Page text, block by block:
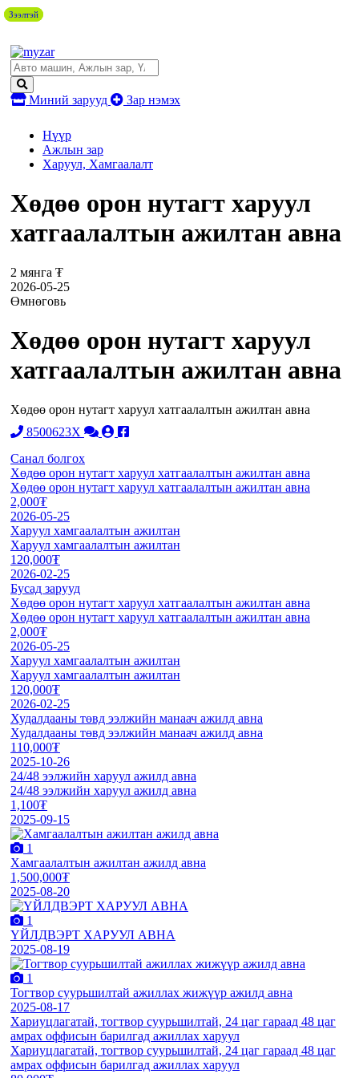
Миний зарууд Зар нэмэх
Нүүр
Ажлын зар
Харуул, Хамгаалалт
Хөдөө орон нутагт харуул
хатгаалалтын ажилтан авна
2 мянга ₮
2026-05-25
Өмнөговь
Хөдөө орон нутагт харуул
хатгаалалтын ажилтан авна
Хөдөө орон нутагт харуул хатгаалалтын ажилтан авна
8500623X
Санал болгох
Хөдөө орон нутагт харуул хатгаалалтын ажилтан авна
Хөдөө орон нутагт харуул хатгаалалтын ажилтан авна
2,000₮
2026-05-25
Харуул хамгаалалтын ажилтан
Харуул хамгаалалтын ажилтан
120,000₮
2026-02-25
Бусад зарууд
Хөдөө орон нутагт харуул хатгаалалтын ажилтан авна
Хөдөө орон нутагт харуул хатгаалалтын ажилтан авна
2,000₮
2026-05-25
Харуул хамгаалалтын ажилтан
Харуул хамгаалалтын ажилтан
120,000₮
2026-02-25
Худалдааны төвд ээлжийн манаач ажилд авна
Худалдааны төвд ээлжийн манаач ажилд авна
110,000₮
2025-10-26
24/48 ээлжийн харуул ажилд авна
24/48 ээлжийн харуул ажилд авна
1,100₮
2025-09-15
Зээлтэй
1
Хамгаалалтын ажилтан ажилд авна
1,500,000₮
2025-08-20
1
ҮЙЛДВЭРТ ХАРУУЛ АВНА
2025-08-19
1
Тогтвор суурьшилтай ажиллах жижүүр ажилд авна
2025-08-17
Хариуцлагатай, тогтвор суурьшилтай, 24 цаг гараад 48 цаг
амрах оффисын барилгад ажиллах харуул
Хариуцлагатай, тогтвор суурьшилтай, 24 цаг гараад 48 цаг
амрах оффисын барилгад ажиллах харуул
Зээлтэй